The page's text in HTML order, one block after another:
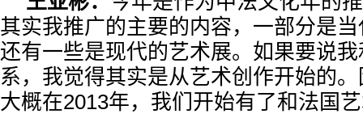
其实我推广的主要的内容，一部分是
还有一些是现代的艺术展。如果要说
系，我觉得其实是从艺术创作开始的
大概在2013年，我们开始有了和法国